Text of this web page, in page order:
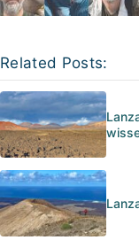
Related Posts: